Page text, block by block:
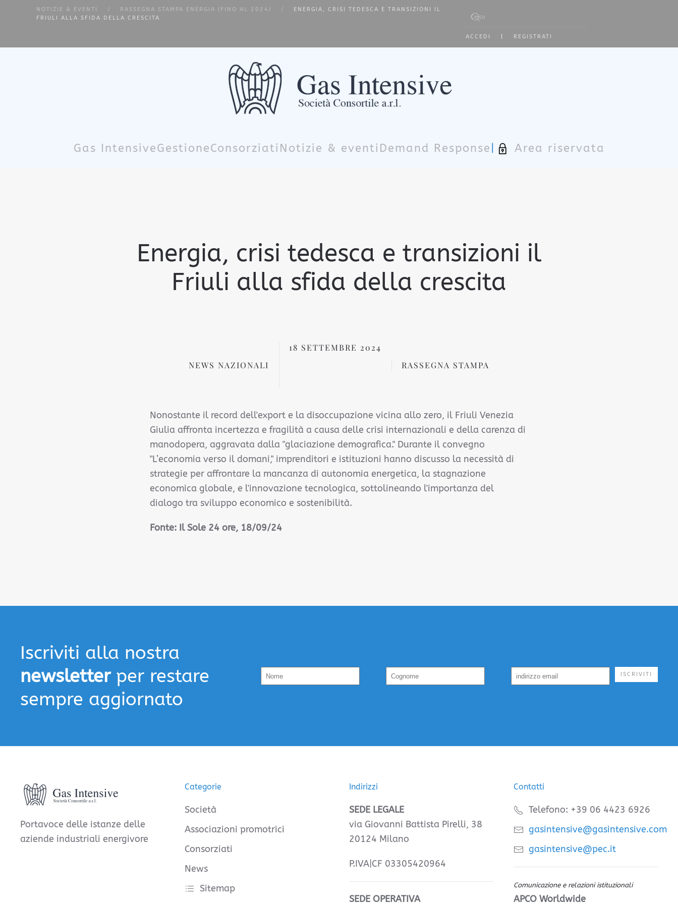
NOTIZIE & EVENTI RASSEGNA STAMPA ENERGIA (FINO AL 2024)
ENERGIA, CRISI TEDESCA E TRANSIZIONI IL
FRIULI ALLA SFIDA DELLA CRESCITA
ACCEDI
REGISTRATI
Gas IntensiveGestioneConsorziati Notizie & eventi Demand Response Area riservata
Energia, crisi tedesca e transizioni il
Friuli alla sfida della crescita
NEWS NAZIONALI
18 SETTEMBRE 2024
RASSEGNA STAMPA
Nonostante il record dell'export e la disoccupazione vicina allo zero, il Friuli Venezia
Giulia affronta incertezza e fragilità a causa delle crisi internazionali e della carenza di
manodopera, aggravata dalla "glaciazione demografica." Durante il convegno
"L’economia verso il domani," imprenditori e istituzioni hanno discusso la necessità di
strategie per affrontare la mancanza di autonomia energetica, la stagnazione
economica globale, e l'innovazione tecnologica, sottolineando l'importanza del
dialogo tra sviluppo economico e sostenibilità.
Fonte: Il Sole 24 ore, 18/09/24
Iscriviti alla nostra
newsletterper restare
sempre aggiornato
ISCRIVITI
Portavoce delle istanze delle
aziende industriali energivore
Categorie
Società
Associazioni promotrici
Consorziati
News
Sitemap
Indirizzi
SEDE LEGALE
via Giovanni Battista Pirelli, 38
20124 Milano
P.IVA|CF 03305420964
SEDE OPERATIVA
Contatti
Telefono: +39 06 4423 6926
gasintensive@gasintensive.com
gasintensive@pec.it
Comunicazione e relazioni istituzionali
APCO Worldwide